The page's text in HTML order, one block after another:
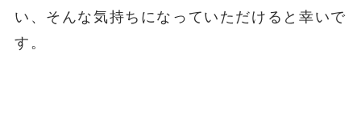
い、そんな気持ちになっていただけると幸いで
す。